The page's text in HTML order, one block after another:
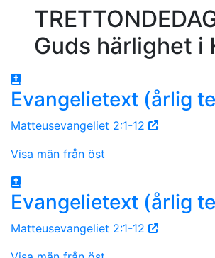
Guds härlighet i
Evangelietext (årlig
Matteusevangeliet 2:1-12
Visa män från öst
Evangelietext (årlig
Matteusevangeliet 2:1-12